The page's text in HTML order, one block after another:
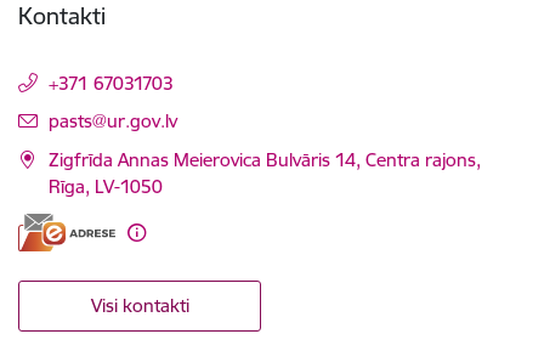
Kontakti
+371 67031703
E-pasts:
pasts@ur.gov.lv
Zigfrīda Annas Meierovica Bulvāris 14, Centra rajons,
Rīga, LV-1050
Visi kontakti